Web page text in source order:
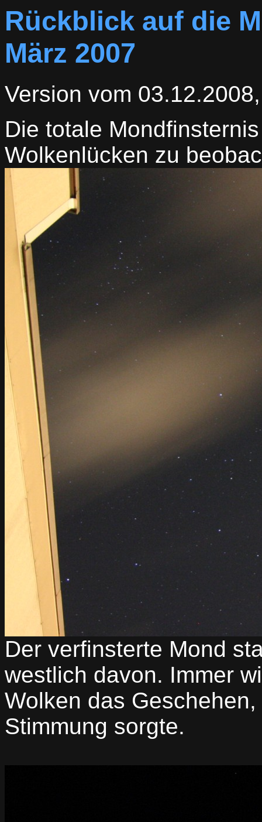
Rückblick auf die
März 2007
Version vom
Die totale
Wolkenlücken zu
Der verfinsterte Mond
westlich davon. Immer
Wolken das
Stimmung sorgte.